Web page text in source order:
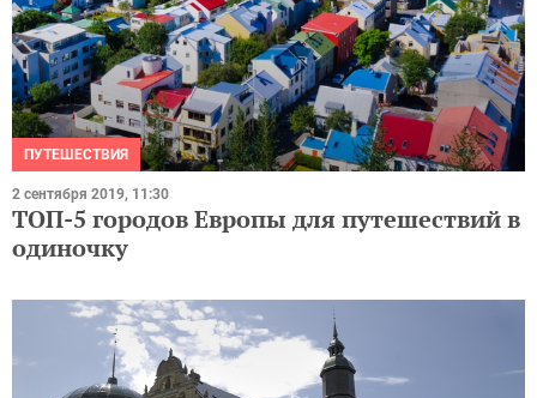
ПУТЕШЕСТВИЯ
2 сентября 2019, 11:30
ТОП-5 городов Европы для путешествий в
одиночку